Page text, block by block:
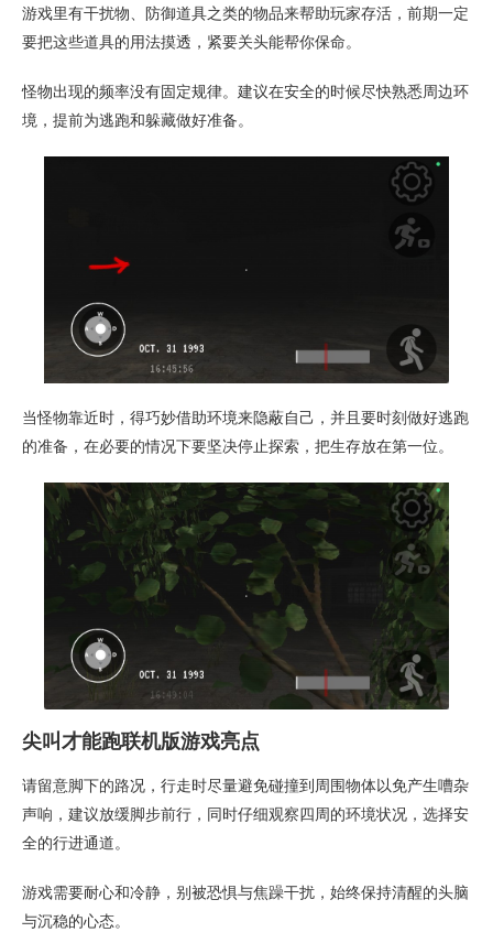
游戏里有干扰物、防御道具之类的物品来帮助玩家存活，前期一定
要把这些道具的用法摸透，紧要关头能帮你保命。
怪物出现的频率没有固定规律。建议在安全的时候尽快熟悉周边环
境，提前为逃跑和躲藏做好准备。
当怪物靠近时，得巧妙借助环境来隐蔽自己，并且要时刻做好逃跑
的准备，在必要的情况下要坚决停止探索，把生存放在第一位。
尖叫才能跑联机版游戏亮点
请留意脚下的路况，行走时尽量避免碰撞到周围物体以免产生嘈杂
声响，建议放缓脚步前行，同时仔细观察四周的环境状况，选择安
全的行进通道。
游戏需要耐心和冷静，别被恐惧与焦躁干扰，始终保持清醒的头脑
与沉稳的心态。